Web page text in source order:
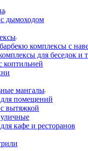
дымоходом
комплексы с
для беседок и
коптильней
мангалы
помещений
вытяжкой
кафе и ресторанов